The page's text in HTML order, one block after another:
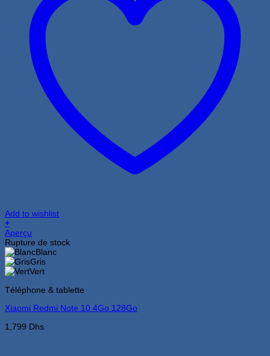
Add to wishlist
+
Ce
produit
a
plusieurs
variations.
options
être
sur
Aperçu
Rupture de stock
Blanc
Gris
Vert
Téléphone & tablette
Xiaomi Redmi Note 10 4Go 128Go
1,799 Dhs